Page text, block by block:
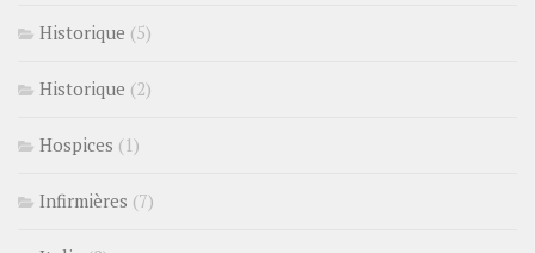
Historique (5)
Historique (2)
Hospices (1)
Infirmières (7)